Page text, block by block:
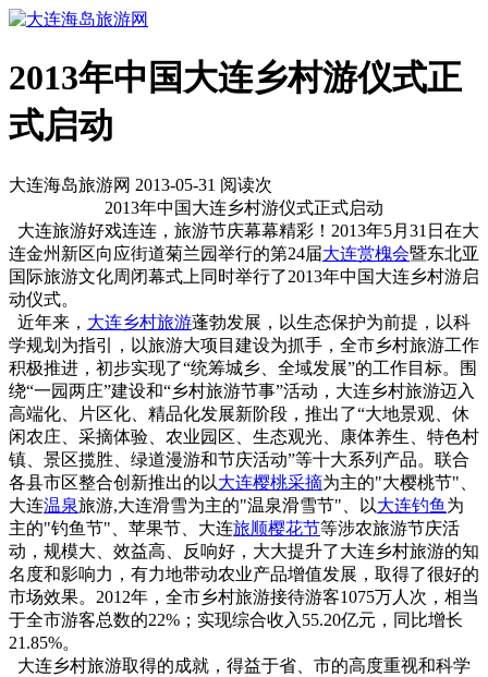
2013年中国大连乡村游仪式正
式启动
大连海岛旅游网 2013-05-31 阅读次
2013年中国大连乡村游仪式正式启动
大连旅游好戏连连，旅游节庆幕幕精彩！2013年5月31日在大
连金州新区向应街道菊兰园举行的第24届大连赏槐会暨东北亚
国际旅游文化周闭幕式上同时举行了2013年中国大连乡村游启
动仪式。
近年来， 大连乡村旅游蓬勃发展，以生态保护为前提，以科
学规划为指引，以旅游大项目建设为抓手，全市乡村旅游工作
积极推进，初步实现了“统筹城乡、全域发展”的工作目标。围
绕“一园两庄”建设和“乡村旅游节事”活动，大连乡村旅游迈入
高端化、片区化、精品化发展新阶段，推出了“大地景观、休
闲农庄、采摘体验、农业园区、生态观光、康体养生、特色村
镇、景区揽胜、绿道漫游和节庆活动”等十大系列产品。联合
各县市区整合创新推出的以大连樱桃采摘为主的"大樱桃节"、
大连温泉旅游,大连滑雪为主的"温泉滑雪节"、以大连钓鱼 为
主的"钓鱼节"、苹果节、大连旅顺樱花节等涉农旅游节庆活
动，规模大、效益高、反响好，大大提升了大连乡村旅游的知
名度和影响力，有力地带动农业产品增值发展，取得了很好的
市场效果。2012年，全市乡村旅游接待游客1075万人次，相当
于全市游客总数的22%；实现综合收入55.20亿元，同比增长
21.85%。
大连乡村旅游取得的成就，得益于省、市的高度重视和科学